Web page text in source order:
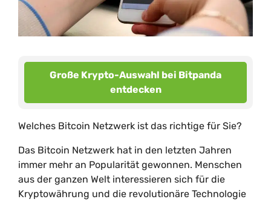
Große Krypto-Auswahl bei Bitpanda
entdecken
Welches Bitcoin Netzwerk ist das richtige für Sie?
Das Bitcoin Netzwerk hat in den letzten Jahren
immer mehr an Popularität gewonnen. Menschen
aus der ganzen Welt interessieren sich für die
Kryptowährung und die revolutionäre Technologie